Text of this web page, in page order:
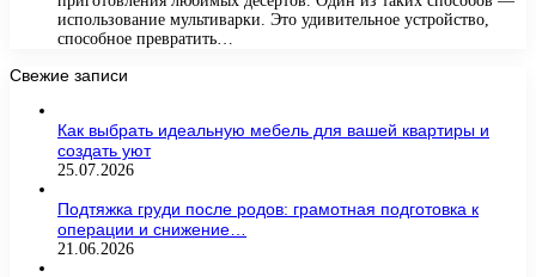
использование мультиварки. Это удивительное устройство,
способное превратить…
Свежие записи
Как выбрать идеальную мебель для вашей квартиры и
создать уют
25.07.2026
Подтяжка груди после родов: грамотная подготовка к
операции и снижение…
21.06.2026